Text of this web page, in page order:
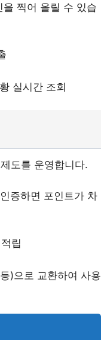
찍어 올릴 수 있습
실시간 조회
도를 운영합니다.
증하면 포인트가 차
립
)으로 교환하여 사용